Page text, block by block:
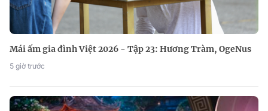
Mái ấm gia đình Việt 2026 - Tập 23: Hương Tràm, OgeNus
5 giờ trước